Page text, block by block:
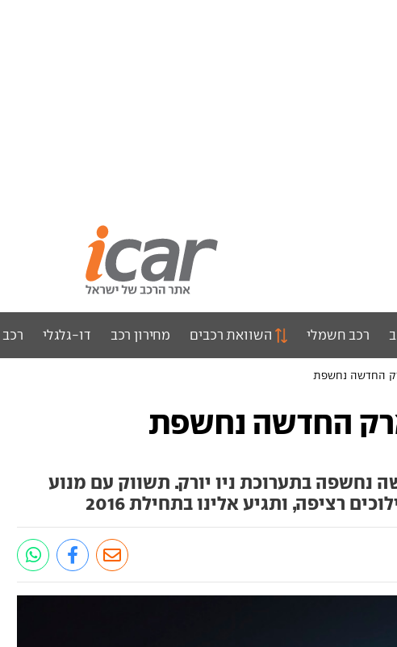
רכב חשמלי השוואת רכבים מחירון רכב דו-גלגלי רכב
החדשה נחשפת
החדשה נחשפת
נחשפה בתערוכת ניו יורק. תשווק עם מנוע